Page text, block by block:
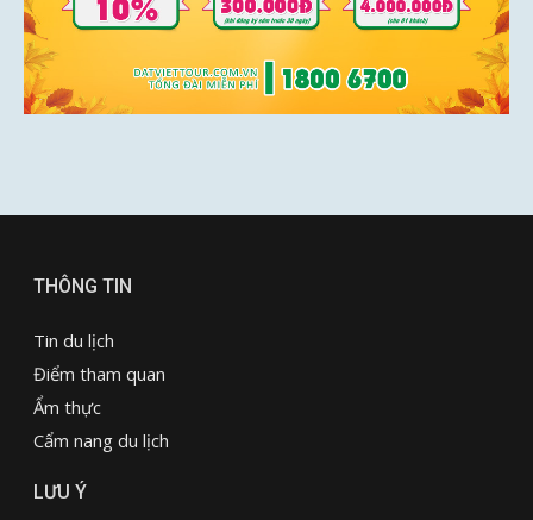
THÔNG TIN
Tin du lịch
Điểm tham quan
Ẩm thực
Cẩm nang du lịch
LƯU Ý